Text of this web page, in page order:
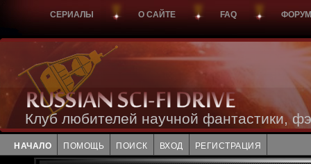
СЕРИАЛЫ О САЙТЕ FAQ ФОРУМ
Клуб любителей научной фантастики,
НАЧАЛО ПОМОЩЬ ПОИСК ВХОД РЕГИСТРАЦИЯ